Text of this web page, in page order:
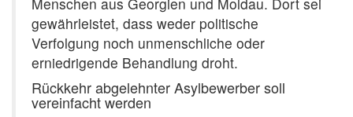
gewährleistet, dass weder politische
Verfolgung noch unmenschliche oder
erniedrigende Behandlung droht.
Rückkehr abgelehnter Asylbewerber soll
vereinfacht werden